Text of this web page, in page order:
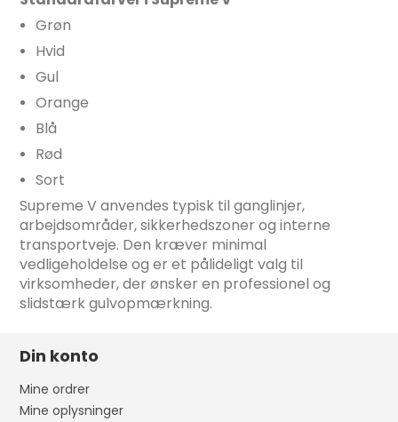
Grøn
Hvid
Gul
Orange
Blå
Rød
Sort
Supreme V anvendes typisk til ganglinjer,
arbejdsområder, sikkerhedszoner og interne
transportveje. Den kræver minimal
vedligeholdelse og er et pålideligt valg til
virksomheder, der ønsker en professionel og
slidstærk gulvopmærkning.
Din konto
Mine ordrer
Mine oplysninger